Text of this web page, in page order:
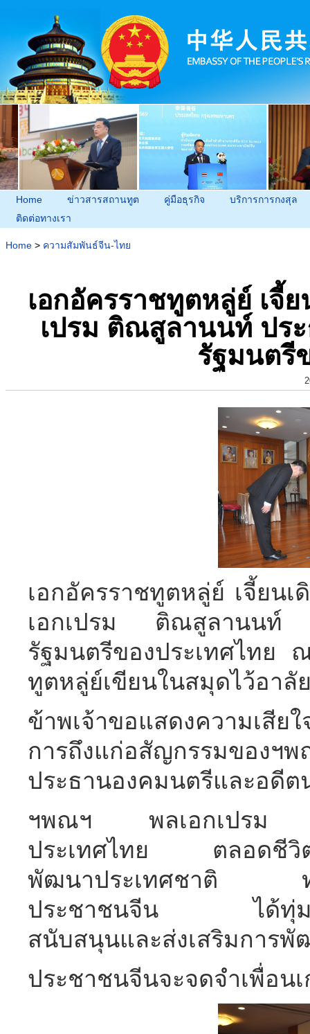
Home ข่าวสารสถานทูต คู่มือธุรกิจ
บริการการกงสุล
ติดต่อทางเรา
Home > ความสัมพันธ์จีน-ไทย
เอกอัครราชทูตหลู่ย์ เจี้
เปรม ติณสูลานนท์ ปร
รัฐมนตรี
เอกอัครราชทูตหลู่ย์ เจี้ยน
เอกเปรม ติณสูลานนท์
รัฐมนตรีของประเทศไทย
ทูตหลู่ย์เขียนในสมุดไว้อาลั
ข้าพเจ้าขอแสดงความเสีย
การถึงแก่อสัญกรรมขอ
ประธานองคมนตรีและอดีต
ฯพณฯ พลเอกเปรม ติ
ประเทศไทย ตลอดชีวิต
พัฒนาประเทศชาติ ท่าน
ประชาชนจีน ได้ทุ่มเทก
สนับสนุนและส่งเสริมการ
ประชาชนจีนจะจดจำเพื่อน